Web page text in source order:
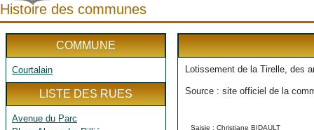
Histoire des communes
COMMUNE
Courtalain
LISTE DES RUES
Avenue du Parc
Lotissement de la Tirelle, des
Source : site officiel de la
Saisie : Christiane BIDAULT